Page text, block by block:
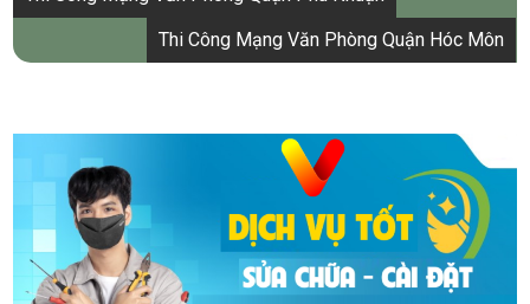
hướng
bài
Thi Công Mạng Văn Phòng Quận Hóc Môn